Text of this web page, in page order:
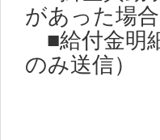
があった場合
■給付金明
のみ送信）